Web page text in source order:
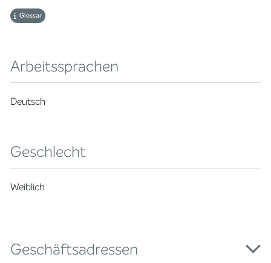
Glossar
Arbeitssprachen
Deutsch
Geschlecht
Weiblich
Geschäftsadressen